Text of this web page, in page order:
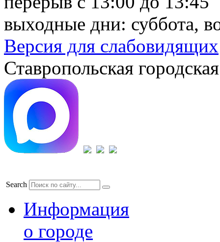
выходные дни: суббота,
Версия для слабовидящих
Ставропольская
Search
Информация
о городе